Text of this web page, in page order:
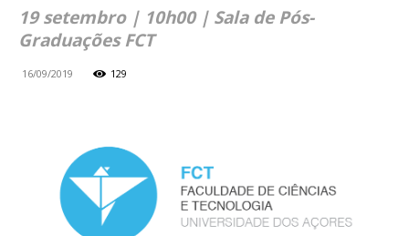
19 setembro | 10h00 | Sala de Pós-
Graduações FCT
16/09/2019 129